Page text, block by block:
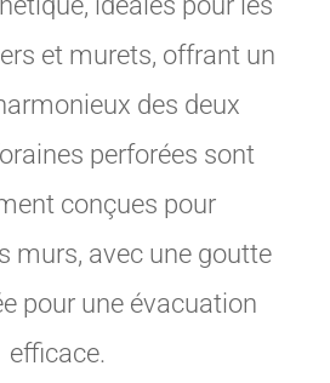
et murets, offrant un
des deux
perforées sont
conçues pour
murs, avec une goutte
pour une évacuation
efficace.